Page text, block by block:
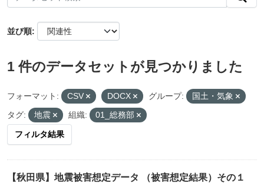
並び順
1 件のデータセットが見つかりました
フォーマット: CSV DOCX グループ:
国土・気象
タグ:
地震 組織: 01_総務部
フィルタ結果
【秋田県】地震被害想定データ （被害想定結果）その１